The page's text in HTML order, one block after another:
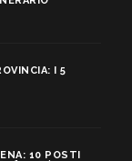
I 5
10 POSTI